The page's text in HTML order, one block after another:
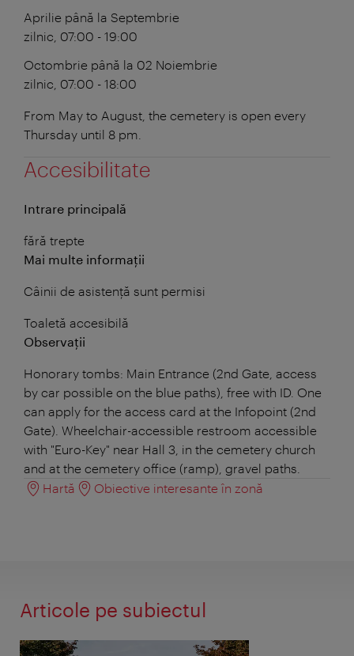
Aprilie până la Septembrie
zilnic, 07:00 - 19:00
Octombrie până la 02 Noiembrie
zilnic, 07:00 - 18:00
From May to August, the cemetery is open every
Thursday until 8 pm.
Accesibilitate
Intrare principală
fără trepte
Mai multe informații
Câinii de asistență sunt permisi
Toaletă accesibilă
Observații
Honorary tombs: Main Entrance (2nd Gate, access
by car possible on the blue paths), free with ID. One
can apply for the access card at the Infopoint (2nd
Gate). Wheelchair-accessible restroom accessible
with "Euro-Key" near Hall 3, in the cemetery church
and at the cemetery office (ramp), gravel paths.
Hartă
Obiective interesante în zonă
Articole pe subiectul